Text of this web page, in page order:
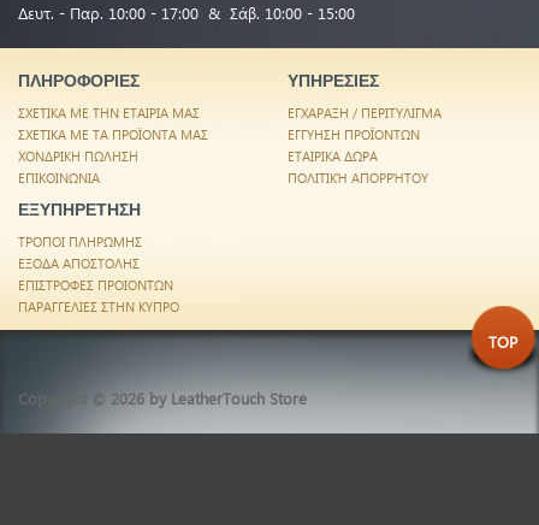
Δευτ. - Παρ. 10:00 - 17:00 & Σάβ. 10:00 - 15:00
ΠΛΗΡΟΦΟΡΙΕΣ
ΣΧΕΤΙΚΑ ΜΕ ΤΗΝ ΕΤΑΙΡΙΑ ΜΑΣ
ΣΧΕΤΙΚΑ ΜΕ ΤΑ ΠΡΟΪΟΝΤΑ ΜΑΣ
ΧΟΝΔΡΙΚΗ ΠΩΛΗΣΗ
ΕΠΙΚΟΙΝΩΝΙΑ
ΥΠΗΡΕΣΙΕΣ
ΕΓΧΑΡΑΞΗ / ΠΕΡΙΤΥΛΙΓΜΑ
ΕΓΓΥΗΣΗ ΠΡΟΪΟΝΤΩΝ
ΕΤΑΙΡΙΚΑ ΔΩΡΑ
ΠΟΛΙΤΙΚΉ ΑΠΟΡΡΉΤΟΥ
ΕΞΥΠΗΡΕΤΗΣΗ
ΤΡΟΠΟΙ ΠΛΗΡΩΜΗΣ
ΕΞΟΔΑ ΑΠΟΣΤΟΛΗΣ
ΕΠΙΣΤΡΟΦΕΣ ΠΡΟΙΟΝΤΩΝ
ΠΑΡΑΓΓΕΛΙΕΣ ΣΤΗΝ ΚΥΠΡΟ
Copyright © 2026 by LeatherTouch Store
TOP